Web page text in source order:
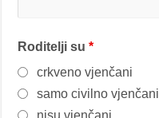
Roditelji su*
crkveno vjenčani
samo civilno vjenčani